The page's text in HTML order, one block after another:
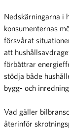
Nedskärningarna i
konsumenternas
försvårat
att
förbättrar
stödja både
bygg- och
Vad gäller
återinför